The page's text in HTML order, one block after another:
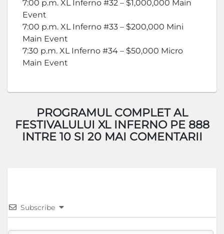
7:00 p.m. XL Inferno #32 – $1,000,000 Main
Event
7:00 p.m. XL Inferno #33 – $200,000 Mini
Main Event
7:30 p.m. XL Inferno #34 – $50,000 Micro
Main Event
PROGRAMUL COMPLET AL
FESTIVALULUI XL INFERNO PE 888
INTRE 10 SI 20 MAI COMENTARII
Subscribe